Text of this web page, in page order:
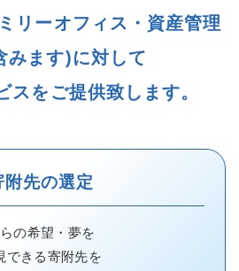
リーオフィス・資産管理
みます)に対して
スをご提供致します。
附先の選定
の希望・夢を
できる寄附先を